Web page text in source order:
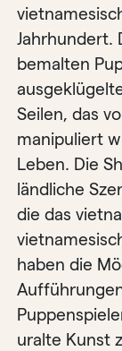
Jahrhundert.
bemalten
Seilen, das
manipuliert
Leben. Die
ländliche
die das
haben die
uralte Kunst